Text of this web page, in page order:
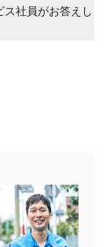
ス社員がお答えし